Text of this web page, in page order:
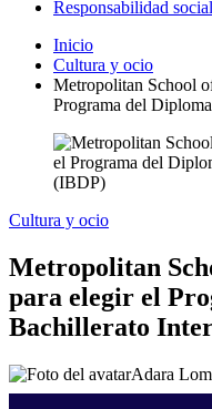
Responsabilidad social
Inicio
Cultura y ocio
Metropolitan School
Programa del
Cultura y ocio
Metropolitan
para elegir el
Bachillerato
Adara